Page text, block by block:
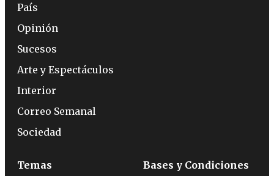
País
Opinión
Sucesos
Arte y Espectáculos
Interior
Correo Semanal
Sociedad
Temas Bases y Condiciones